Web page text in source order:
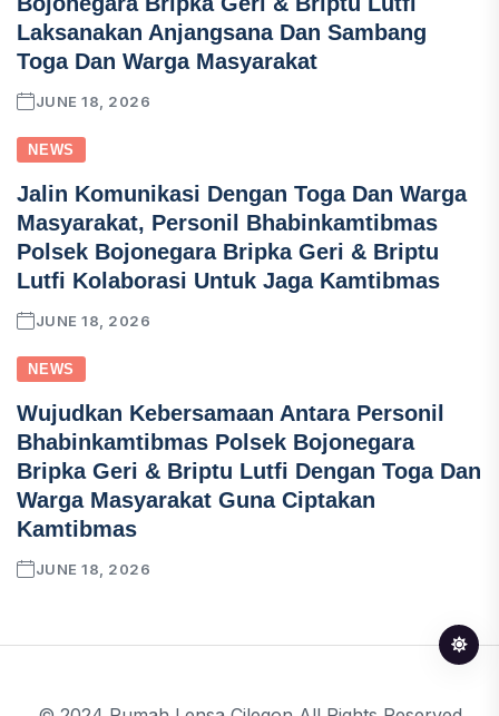
Laksanakan Anjangsana Dan Sambang
Toga Dan Warga Masyarakat
JUNE 18, 2026
NEWS
Jalin Komunikasi Dengan Toga Dan Warga
Masyarakat, Personil Bhabinkamtibmas
Polsek Bojonegara Bripka Geri & Briptu
Lutfi Kolaborasi Untuk Jaga Kamtibmas
JUNE 18, 2026
NEWS
Wujudkan Kebersamaan Antara Personil
Bhabinkamtibmas Polsek Bojonegara
Bripka Geri & Briptu Lutfi Dengan Toga Dan
Warga Masyarakat Guna Ciptakan
Kamtibmas
JUNE 18, 2026